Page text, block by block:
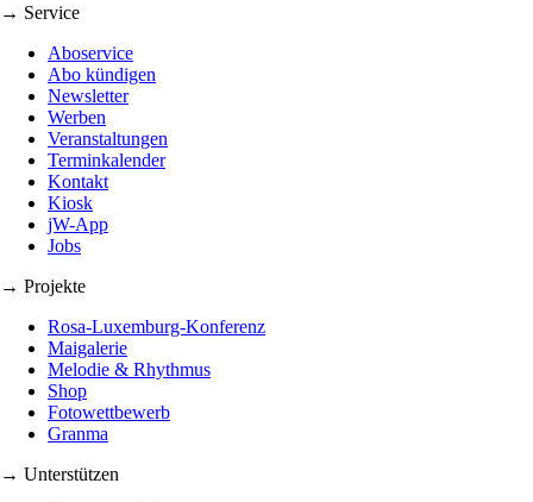
→ Service
Aboservice
Abo kündigen
Newsletter
Werben
Veranstaltungen
Terminkalender
Kontakt
Kiosk
jW-App
Jobs
→ Projekte
Rosa-Luxemburg-Konferenz
Maigalerie
Melodie & Rhythmus
Shop
Fotowettbewerb
Granma
→ Unterstützen